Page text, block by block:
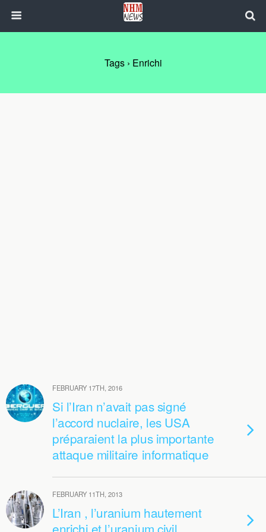
Tags › Enrichi
FEBRUARY 17TH, 2016
Si l’Iran n’avait pas signé
l’accord nuclaire, les USA
préparaient la plus importante
attaque militaire informatique
FEBRUARY 11TH, 2013
L’Iran , l’uranium hautement
enrichi et l’uranium civil